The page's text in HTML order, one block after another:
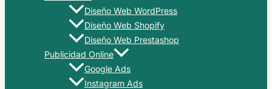
Diseño Web WordPress
Diseño Web Shopify
Diseño Web Prestashop
Publicidad Online
Google Ads
Instagram Ads